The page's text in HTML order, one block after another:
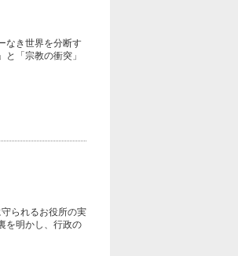
なき世界を分断す
「宗教の衝突」
られるお役所の実
を明かし、行政の